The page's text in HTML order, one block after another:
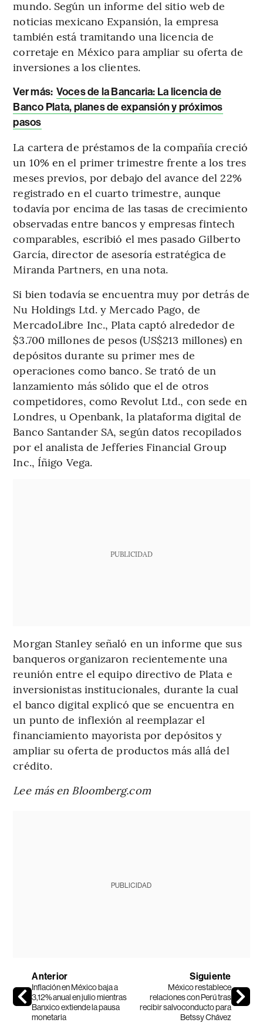
mundo. Según un informe del sitio web de
noticias mexicano Expansión, la empresa
también está tramitando una licencia de
corretaje en México para ampliar su oferta de
inversiones a los clientes.
Ver más: Voces de la Bancaria: La licencia de
Banco Plata, planes de expansión y próximos
pasos
La cartera de préstamos de la compañía creció
un 10% en el primer trimestre frente a los tres
meses previos, por debajo del avance del 22%
registrado en el cuarto trimestre, aunque
todavía por encima de las tasas de crecimiento
observadas entre bancos y empresas fintech
comparables, escribió el mes pasado Gilberto
García, director de asesoría estratégica de
Miranda Partners, en una nota.
Si bien todavía se encuentra muy por detrás de
Nu Holdings Ltd. y Mercado Pago, de
MercadoLibre Inc., Plata captó alrededor de
$3.700 millones de pesos (US$213 millones) en
depósitos durante su primer mes de
operaciones como banco. Se trató de un
lanzamiento más sólido que el de otros
competidores, como Revolut Ltd., con sede en
Londres, u Openbank, la plataforma digital de
Banco Santander SA, según datos recopilados
por el analista de Jefferies Financial Group
Inc., Íñigo Vega.
PUBLICIDAD
Morgan Stanley señaló en un informe que sus
banqueros organizaron recientemente una
reunión entre el equipo directivo de Plata e
inversionistas institucionales, durante la cual
el banco digital explicó que se encuentra en
un punto de inflexión al reemplazar el
financiamiento mayorista por depósitos y
ampliar su oferta de productos más allá del
crédito.
Lee más en Bloomberg.com
PUBLICIDAD
Anterior
Inflación en México baja a
3,12% anual en julio mientras
Banxico extiende la pausa
monetaria
Siguiente
México restablece
relaciones con Perú tras
recibir salvoconducto para
Betssy Chávez